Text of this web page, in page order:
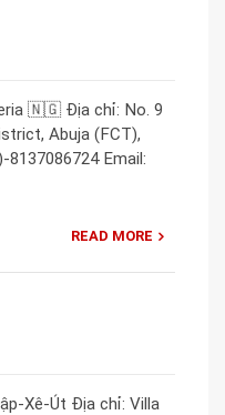
🇳🇬 Địa chỉ: No. 9
Abuja (FCT),
Email:
READ MORE
Xê-Út Địa chỉ: Villa